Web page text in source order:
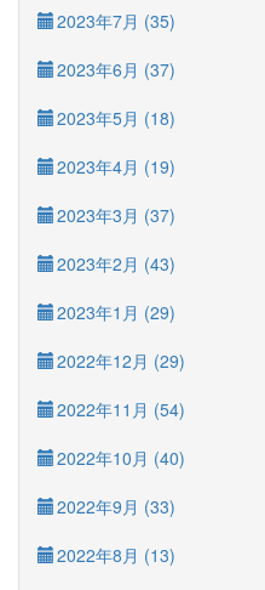
2023年7月 (35)
2023年6月 (37)
2023年5月 (18)
2023年4月 (19)
2023年3月 (37)
2023年2月 (43)
2023年1月 (29)
2022年12月 (29)
2022年11月 (54)
2022年10月 (40)
2022年9月 (33)
2022年8月 (13)